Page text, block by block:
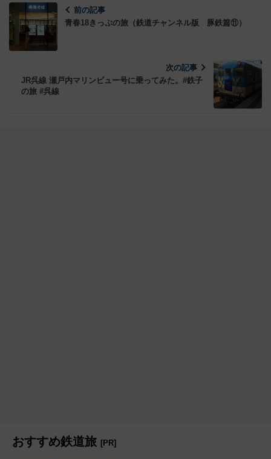
前の記事
青春18きっぷの旅（鉄道チャンネル版 豚鉄篇⑪）
次の記事
JR呉線 瀬戸内マリンビュー号に乗ってみた。#鉄子
の旅 #呉線
おすすめ鉄道旅 [PR]